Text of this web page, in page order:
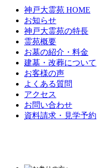
神戸大霊苑 HOME
お知らせ
神戸大霊苑の特長
霊苑概要
お墓の紹介・料金
建墓・改葬について
お客様の声
よくある質問
アクセス
お問い合わせ
資料請求・見学予約